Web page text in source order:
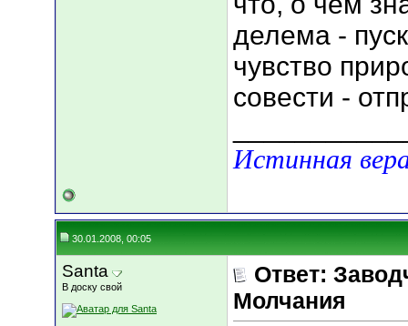
делема -
чувство
совести -
Истинная
30.01.2008, 00:05
Santa
В доску свой
Ответ:
Молчания